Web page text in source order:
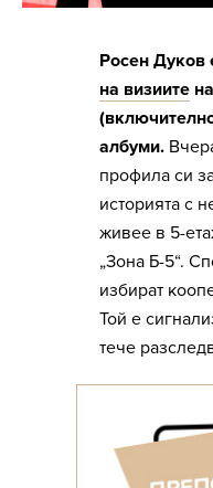
Росен Дуков
на визиите
албуми.
профила си
историята с
живее в 5-
„Зона Б-5“.
избират
Той е
тече